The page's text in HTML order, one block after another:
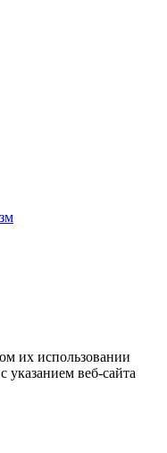
их использовании
веб-сайта